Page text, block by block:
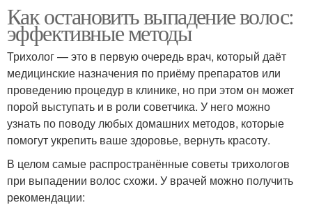
Как остановить выпадение волос:
эффективные методы
Трихолог — это в первую очередь врач, который даёт
медицинские назначения по приёму препаратов или
проведению процедур в клинике, но при этом он может
порой выступать и в роли советчика. У него можно
узнать по поводу любых домашних методов, которые
помогут укрепить ваше здоровье, вернуть красоту.
В целом самые распространённые советы трихологов
при выпадении волос схожи. У врачей можно получить
рекомендации: